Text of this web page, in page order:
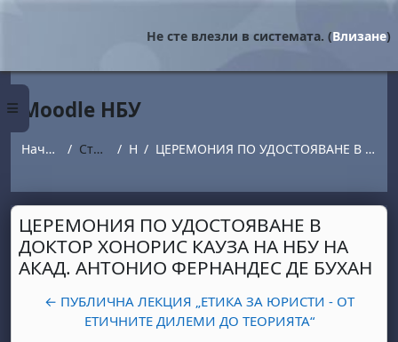
Страничен панел
Не сте влезли в системата. (Влизане)
Moodle НБУ
Начална страница Страници от сайта Новини ЦЕРЕМОНИЯ ПО УДОСТОЯВАНЕ В ДОКТОР ХОНОРИС КАУЗА НА НБУ НА АКАД. АНТОНИО ФЕРНАНДЕС ДЕ БУХАН
ЦЕРЕМОНИЯ ПО УДОСТОЯВАНЕ В
ДОКТОР ХОНОРИС КАУЗА НА НБУ НА
АКАД. АНТОНИО ФЕРНАНДЕС ДЕ БУХАН
← ПУБЛИЧНА ЛЕКЦИЯ „ЕТИКА ЗА ЮРИСТИ - ОТ
ЕТИЧНИТЕ ДИЛЕМИ ДО ТЕОРИЯТА“